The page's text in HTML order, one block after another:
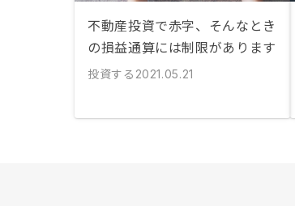
不動産投資で赤字、そんなとき
の損益通算には制限があります
投資する 2021.05.21